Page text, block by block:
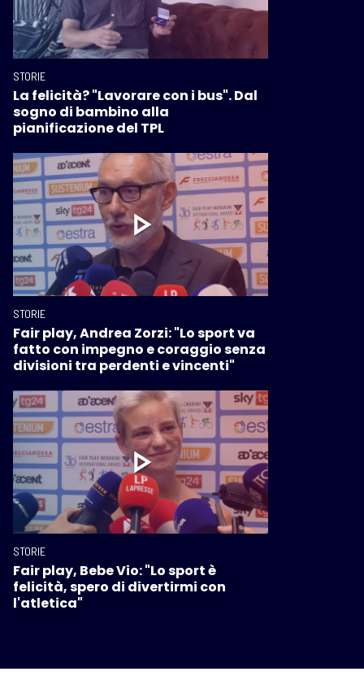
STORIE
La felicità? "Lavorare con i bus". Dal
sogno di bambino alla
pianificazione del TPL
STORIE
Fair play, Andrea Zorzi: "Lo sport va
fatto con impegno e coraggio senza
divisioni tra perdenti e vincenti"
STORIE
Fair play, Bebe Vio: "Lo sport è
felicità, spero di divertirmi con
l'atletica"